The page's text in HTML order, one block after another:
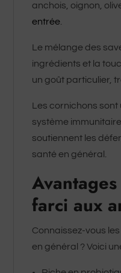
anchois, oignon,
entrée
Le mélange des
ingrédients et la
un goût particulier,
Les cornichons
système
soutiennent les
santé en général.
farci aux
Connaissez-vous
en général ? Voici